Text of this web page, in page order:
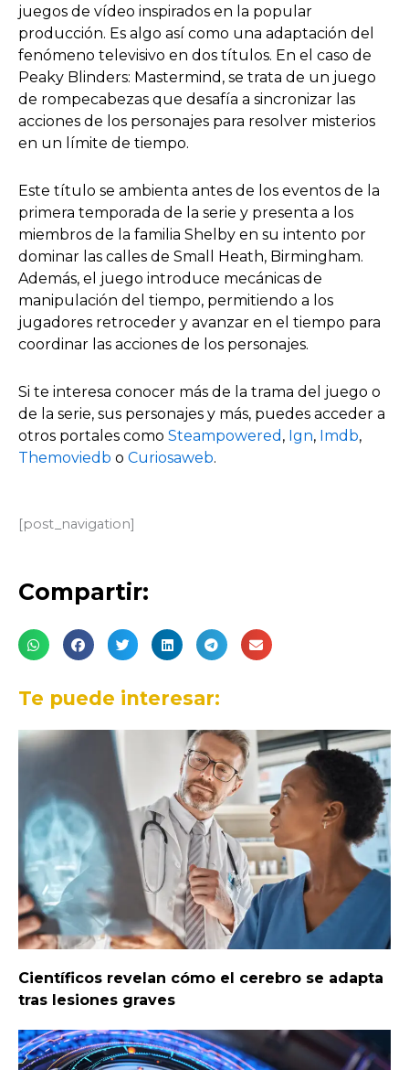
juegos de vídeo inspirados en la popular
producción. Es algo así como una adaptación del
fenómeno televisivo en dos títulos. En el caso de
Peaky Blinders: Mastermind, se trata de un juego
de rompecabezas que desafía a sincronizar las
acciones de los personajes para resolver misterios
en un límite de tiempo.
Este título se ambienta antes de los eventos de la
primera temporada de la serie y presenta a los
miembros de la familia Shelby en su intento por
dominar las calles de Small Heath, Birmingham.
Además, el juego introduce mecánicas de
manipulación del tiempo, permitiendo a los
jugadores retroceder y avanzar en el tiempo para
coordinar las acciones de los personajes.
Si te interesa conocer más de la trama del juego o
de la serie, sus personajes y más, puedes acceder a
otros portales como Steampowered , Ign, Imdb,
Themoviedb o Curiosaweb.
[post_navigation]
Compartir:
Te puede interesar:
Científicos revelan cómo el cerebro se adapta
tras lesiones graves